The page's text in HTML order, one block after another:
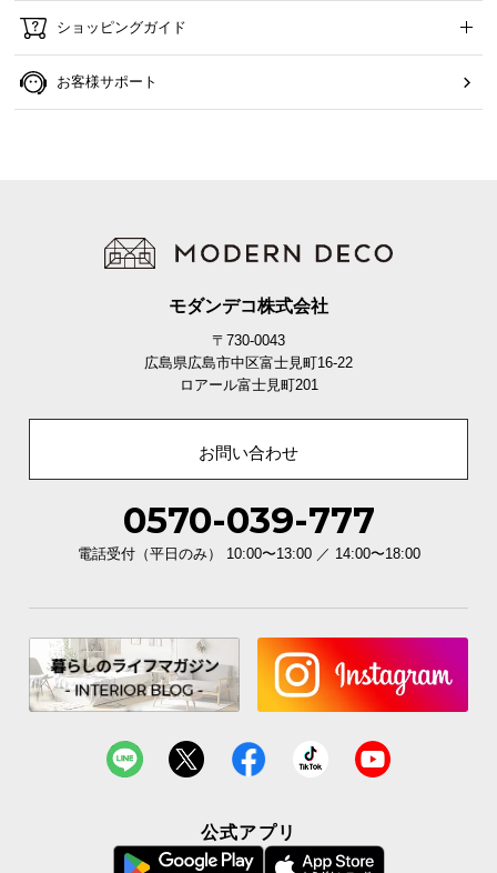
ショッピングガイド
お客様サポート
モダンデコ株式会社
〒730-0043
広島県広島市中区富士見町16-22
ロアール富士見町201
お問い合わせ
0570-039-777
電話受付（平日のみ） 10:00〜13:00 ／ 14:00〜18:00
公式アプリ